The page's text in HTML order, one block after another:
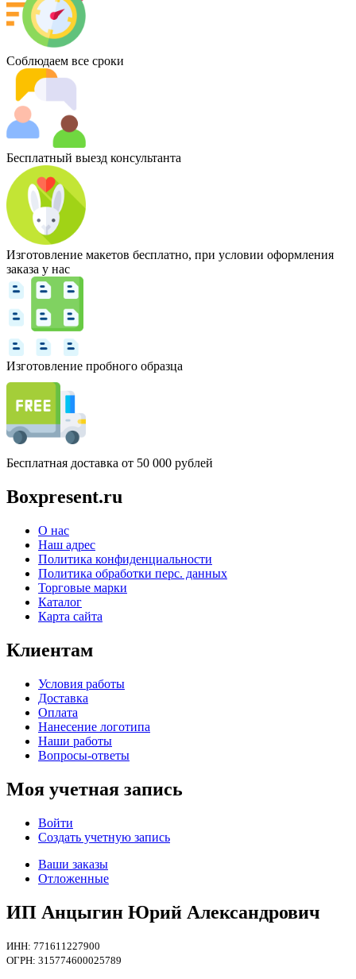
Соблюдаем все сроки
Бесплатный выезд консультанта
Изготовление макетов бесплатно, при условии оформления
заказа у нас
Изготовление пробного образца
Бесплатная доставка от 50 000 рублей
Boxpresent.ru
О нас
Наш адрес
Политика конфиденциальности
Политика обработки перс. данных
Торговые марки
Каталог
Карта сайта
Клиентам
Условия работы
Доставка
Оплата
Нанесение логотипа
Наши работы
Вопросы-ответы
Моя учетная запись
Войти
Создать учетную запись
Ваши заказы
Отложенные
ИП Анцыгин Юрий Александрович
ИНН: 771611227900
ОГРН: 315774600025789